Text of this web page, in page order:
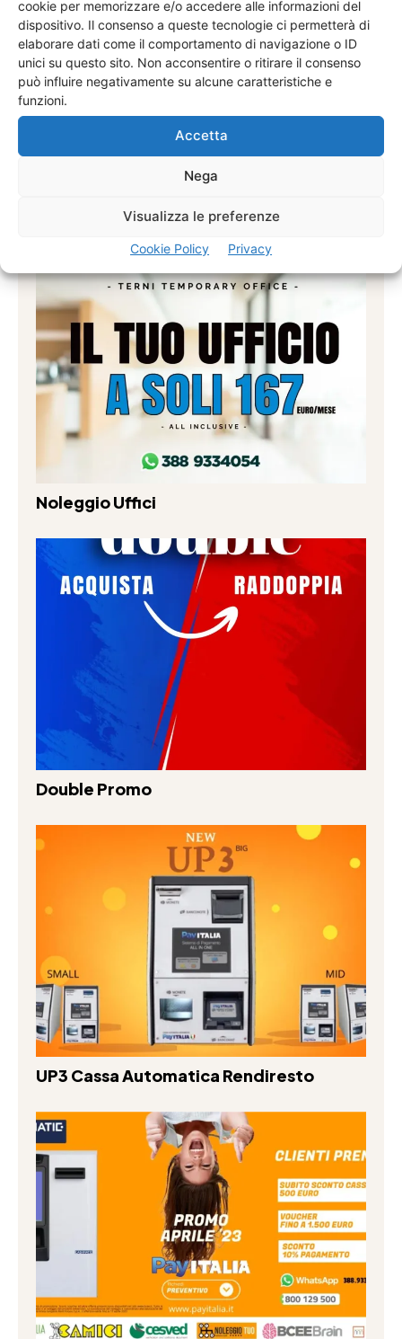
cookie per memorizzare e/o accedere alle informazioni del
dispositivo. Il consenso a queste tecnologie ci permetterà di
elaborare dati come il comportamento di navigazione o ID
unici su questo sito. Non acconsentire o ritirare il consenso
può influire negativamente su alcune caratteristiche e
funzioni.
Accetta
Nega
Visualizza le preferenze
Cookie Policy Privacy
Agenti Venditori Procacciatori
Noleggio Uffici
Double Promo
UP3 Cassa Automatica Rendiresto